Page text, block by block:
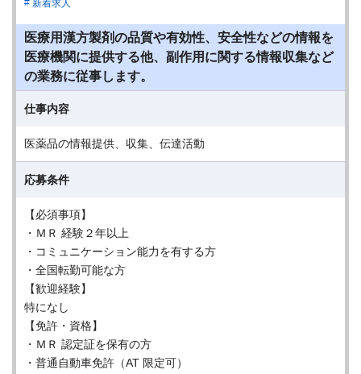
新着求人
医療用漢方製剤の品質や有効性、安全性などの情報を
医療機関に提供する他、副作用に関する情報収集など
の業務に従事します。
仕事内容
医薬品の情報提供、収集、伝達活動
応募条件
【必須事項】
・ＭＲ 経験２年以上
・コミュニケーション能力を有する方
・全国転勤可能な方
【歓迎経験】
特になし
【免許・資格】
・ＭＲ 認定証を保有の方
・普通自動車免許（AT 限定可）